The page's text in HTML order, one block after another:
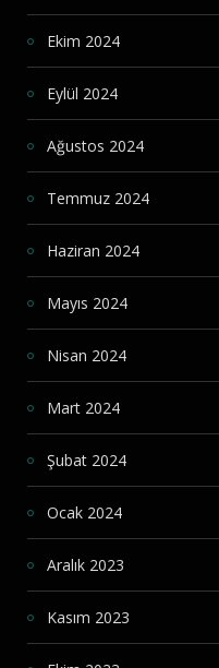
Ekim 2024
Eylül 2024
Ağustos 2024
Temmuz 2024
Haziran 2024
Mayıs 2024
Nisan 2024
Mart 2024
Şubat 2024
Ocak 2024
Aralık 2023
Kasım 2023